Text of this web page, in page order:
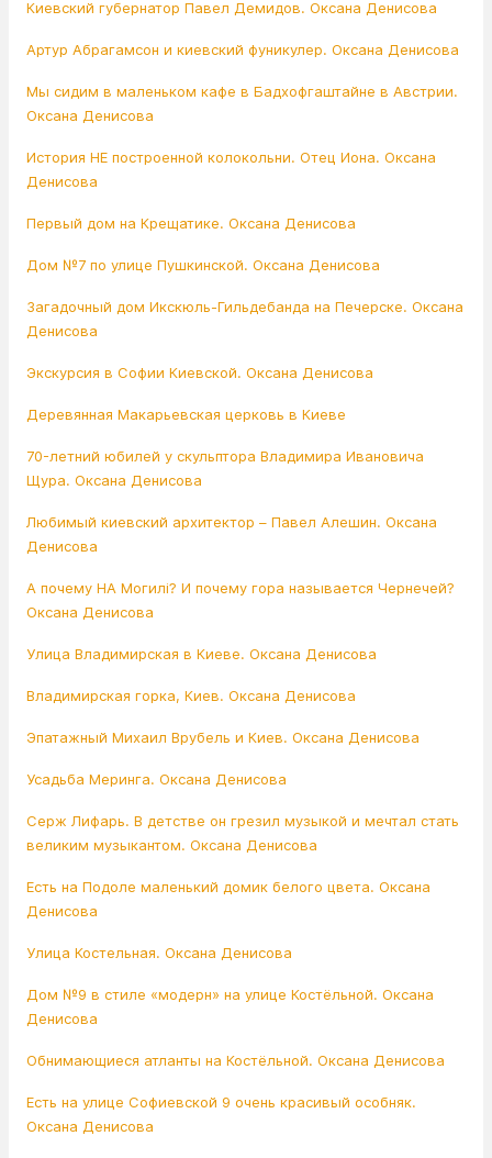
Киевский губернатор Павел Демидов. Оксана Денисова
Артур Абрагамсон и киевский фуникулер. Оксана Денисова
Мы сидим в маленьком кафе в Бадхофгаштайне в Австрии.
Оксана Денисова
История НЕ построенной колокольни. Отец Иона. Оксана
Денисова
Первый дом на Крещатике. Оксана Денисова
Дом №7 по улице Пушкинской. Оксана Денисова
Загадочный дом Икскюль-Гильдебанда на Печерске. Оксана
Денисова
Экскурсия в Софии Киевской. Оксана Денисова
Деревянная Макарьевская церковь в Киеве
70-летний юбилей у скульптора Владимира Ивановича
Щура. Оксана Денисова
Любимый киевский архитектор – Павел Алешин. Оксана
Денисова
А почему НА Могилі? И почему гора называется Чернечей?
Оксана Денисова
Улица Владимирская в Киеве. Оксана Денисова
Владимирская горка, Киев. Оксана Денисова
Эпатажный Михаил Врубель и Киев. Оксана Денисова
Усадьба Меринга. Оксана Денисова
Серж Лифарь. В детстве он грезил музыкой и мечтал стать
великим музыкантом. Оксана Денисова
Есть на Подоле маленький домик белого цвета. Оксана
Денисова
Улица Костельная. Оксана Денисова
Дом №9 в стиле «модерн» на улице Костёльной. Оксана
Денисова
Обнимающиеся атланты на Костёльной. Оксана Денисова
Есть на улице Софиевской 9 очень красивый особняк.
Оксана Денисова